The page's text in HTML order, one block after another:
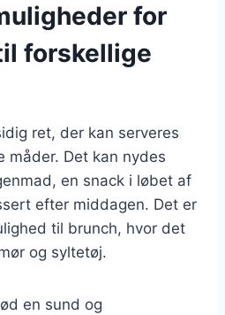
for
forskellige
ret, der kan serveres
måder. Det kan nydes
en snack i løbet af
efter middagen. Det er
til brunch, hvor det
og syltetøj.
en sund og